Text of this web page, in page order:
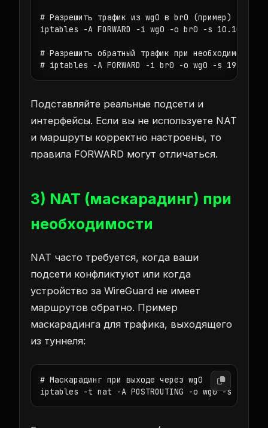
# Разрешить трафик из wg0 в br0 (пример)
iptables -A FORWARD -i wg0 -o br0 -s 10.10.0.0/
# Разрешить обратный трафик при необходимости
# iptables -A FORWARD -i br0 -o wg0 -s
Подставляйте реальные подсети и
интерфейсы. Если вы не используете NAT
и маршруты корректно настроены, то
правила FORWARD могут отличаться.
3) NAT (маскарадинг) при
необходимости
NAT часто требуется, когда ваши
подсети конфликтуют или когда
устройство за WireGuard не имеет
маршрутов обратно. Пример
маскарадинга для трафика, выходящего
из туннеля:
# Маскарадинг при выходе через wg0
iptables -t nat -A POSTROUTING -o wg0 -s